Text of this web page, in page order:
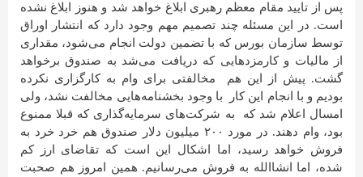
پس از تایید مقام معظم رهبری ابلاغ خواهد شد و هنوز ابلاغ نشده
است. در این مسئله چند تصمیم مهم وجود دارد که انتشار اوراق
توسط سازمان بورس که با تضمین دولت انجام می‌شود، مقداری
از مالیات و کارمزدهایی که دریافت می‌شد به صندوق برخواهد
گشت. پیش از این هم مخالفتی برای وام به کارگزاری نکرده
بودیم و با انجام این کار با وجود بخشنامه‌هایی مخالفت نشد، ولی
امسال اعلام شد که به شرکت‌های سرمایه‌گذاری که قبلا ممنوع
بود، وام دهند. در مورد ۲۰۰ میلیون دلار صندوق هم خرد خرد به
فروش خواهد رسید، اما اشکال این است که تقاضای ارز کم
شده، اما انشاالله به فروش می‌رسانیم. همین امروز هم صحبت